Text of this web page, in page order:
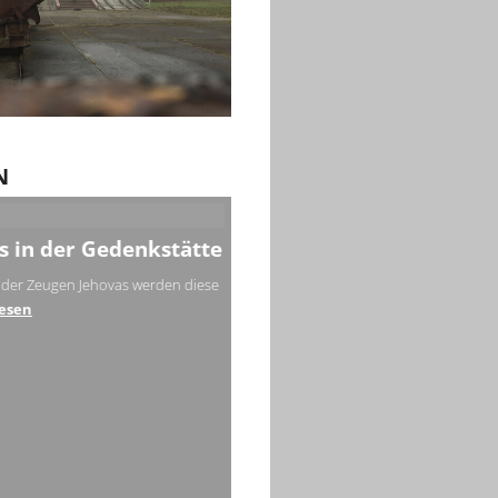
in der Gedenkstätte
Zeugen Jehovas werden diese